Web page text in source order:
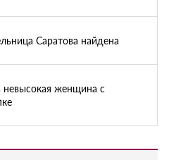
Саратова найдена
женщина с